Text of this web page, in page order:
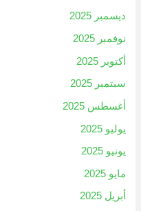
ديسمبر 2025
نوفمبر 2025
أكتوبر 2025
سبتمبر 2025
أغسطس 2025
يوليو 2025
يونيو 2025
مايو 2025
أبريل 2025